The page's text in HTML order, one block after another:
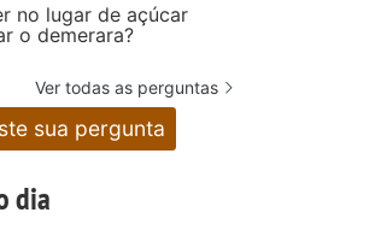
no lugar de açúcar
o demerara?
Ver todas as perguntas
sua pergunta
dia